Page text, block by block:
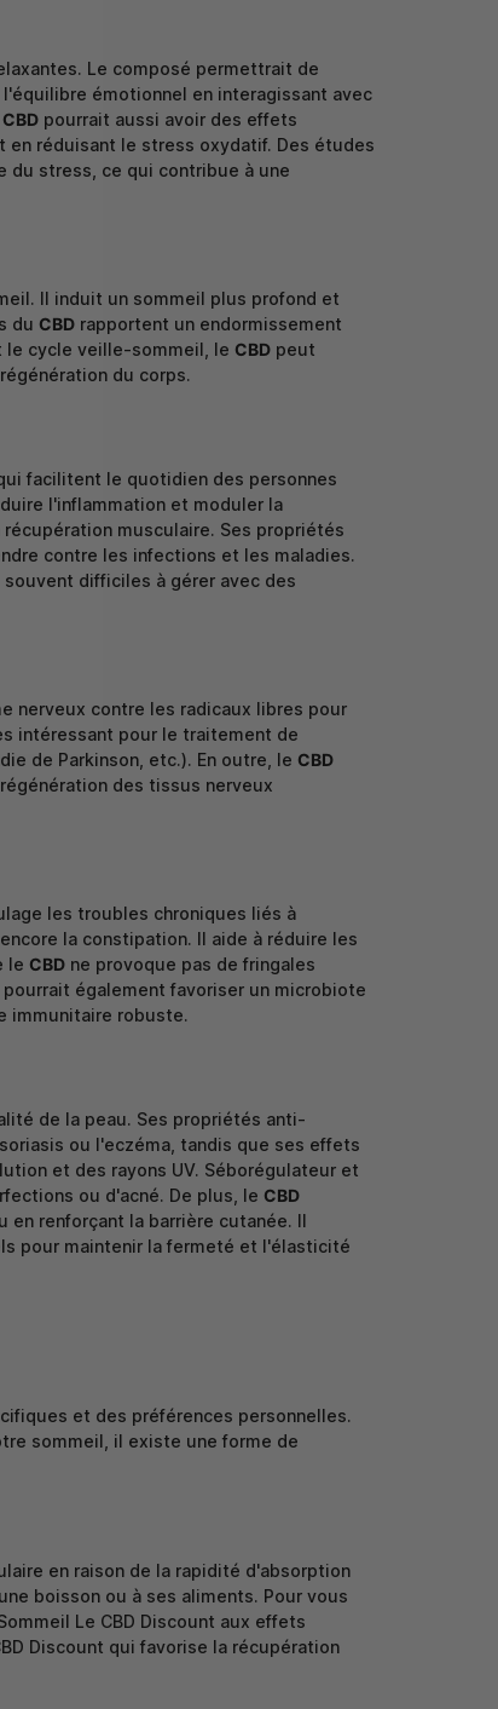
Le composé permettrait de
émotionnel en interagissant avec
CBD pourrait aussi avoir des effets
réduisant le stress oxydatif. Des études
du stress, ce qui contribue à une
Il induit un sommeil plus profond et
du CBD rapportent un endormissement
le cycle veille-sommeil, le CBD peut
du corps.
facilitent le quotidien des personnes
l'inflammation et moduler la
musculaire. Ses propriétés
contre les infections et les maladies.
difficiles à gérer avec des
nerveux contre les radicaux libres pour
intéressant pour le traitement de
de Parkinson, etc.). En outre, le CBD
des tissus nerveux
les troubles chroniques liés à
la constipation. Il aide à réduire les
le CBD ne provoque pas de fringales
pourrait également favoriser un microbiote
immunitaire robuste.
de la peau. Ses propriétés anti-
ou l'eczéma, tandis que ses effets
et des rayons UV. Séborégulateur et
ou d'acné. De plus, le CBD
en renforçant la barrière cutanée. Il
pour maintenir la fermeté et l'élasticité
et des préférences personnelles.
sommeil, il existe une forme de
en raison de la rapidité d'absorption
boisson ou à ses aliments. Pour vous
Le CBD Discount aux effets
Discount qui favorise la récupération